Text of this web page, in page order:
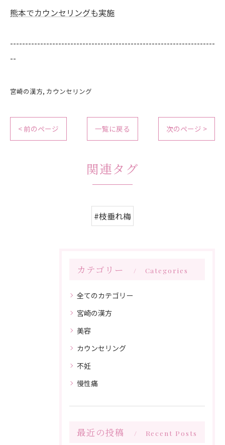
熊本でカウンセリングも実施
--------------------------------------------------------------------
--
宮崎の漢方 カウンセリング
< 前のページ 一覧に戻る 次のページ >
関連タグ
#枝垂れ梅
カテゴリー Categories
全てのカテゴリー
宮崎の漢方
美容
カウンセリング
不妊
慢性痛
最近の投稿 Recent Posts